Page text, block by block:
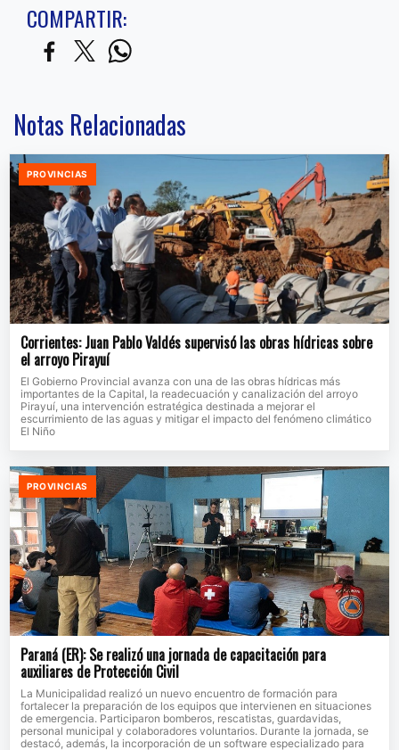
COMPARTIR:
Notas Relacionadas
PROVINCIAS
Corrientes: Juan Pablo Valdés supervisó las obras hídricas sobre
el arroyo Pirayuí
El Gobierno Provincial avanza con una de las obras hídricas más
importantes de la Capital, la readecuación y canalización del arroyo
Pirayuí, una intervención estratégica destinada a mejorar el
escurrimiento de las aguas y mitigar el impacto del fenómeno climático
El Niño
PROVINCIAS
Paraná (ER): Se realizó una jornada de capacitación para
auxiliares de Protección Civil
La Municipalidad realizó un nuevo encuentro de formación para
fortalecer la preparación de los equipos que intervienen en situaciones
de emergencia. Participaron bomberos, rescatistas, guardavidas,
personal municipal y colaboradores voluntarios. Durante la jornada, se
destacó, además, la incorporación de un software especializado para